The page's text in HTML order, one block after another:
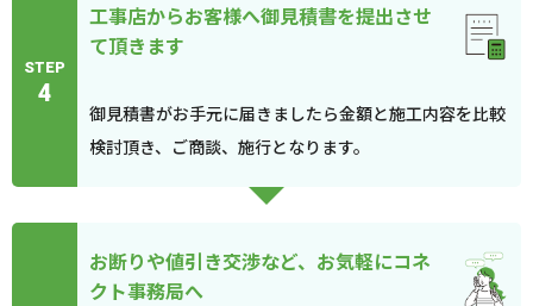
STEP
4
工事店からお客様へ御見積書を提出させ
て頂きます
御見積書がお手元に届きましたら金額と施工内容を比較
検討頂き、ご商談、施行となります。
お断りや値引き交渉など、お気軽にコネ
クト事務局へ